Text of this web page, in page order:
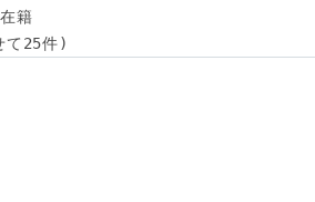
籍
て25件)